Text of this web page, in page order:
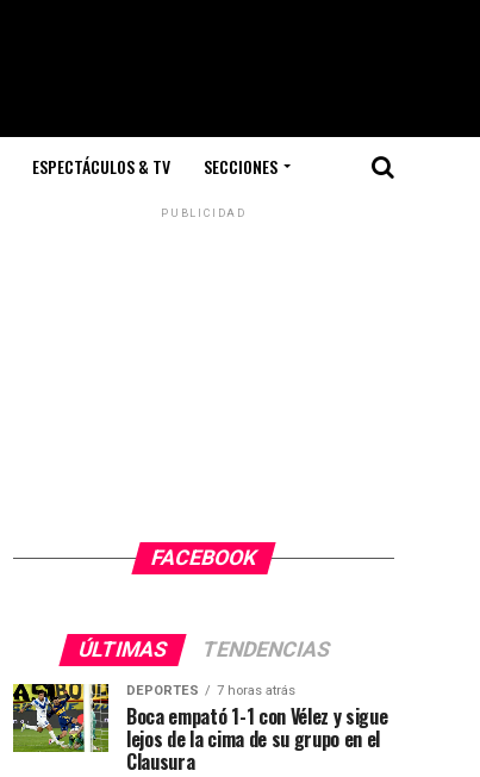
ESPECTÁCULOS & TV SECCIONES
PUBLICIDAD
FACEBOOK
ÚLTIMAS TENDENCIAS
DEPORTES 7 horas atrás
Boca empató 1-1 con Vélez y sigue
lejos de la cima de su grupo en el
Clausura